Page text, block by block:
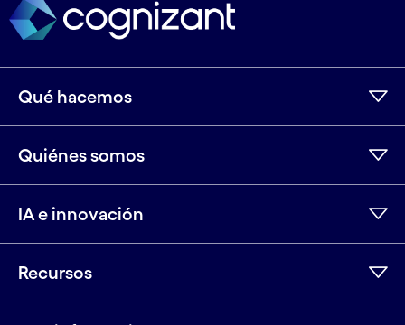
Qué hacemos
Quiénes somos
IA e innovación
Recursos